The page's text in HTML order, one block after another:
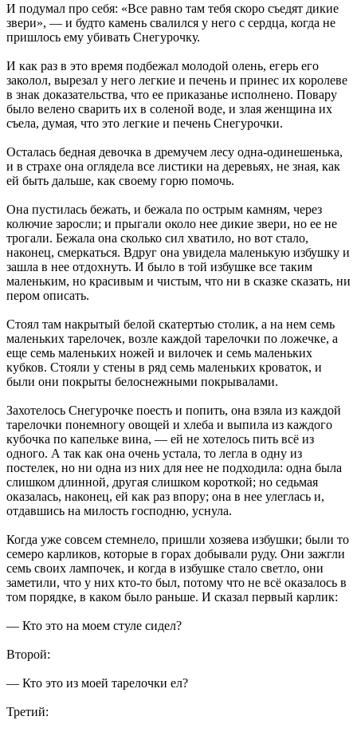
И подумал про себя: «Все равно там тебя скоро съедят дикие
звери», — и будто камень свалился у него с сердца, когда не
пришлось ему убивать Снегурочку.
И как раз в это время подбежал молодой олень, егерь его
заколол, вырезал у него легкие и печень и принес их королеве
в знак доказательства, что ее приказанье исполнено. Повару
было велено сварить их в соленой воде, и злая женщина их
съела, думая, что это легкие и печень Снегурочки.
Осталась бедная девочка в дремучем лесу одна-одинешенька,
и в страхе она оглядела все листики на деревьях, не зная, как
ей быть дальше, как своему горю помочь.
Она пустилась бежать, и бежала по острым камням, через
колючие заросли; и прыгали около нее дикие звери, но ее не
трогали. Бежала она сколько сил хватило, но вот стало,
наконец, смеркаться. Вдруг она увидела маленькую избушку и
зашла в нее отдохнуть. И было в той избушке все таким
маленьким, но красивым и чистым, что ни в сказке сказать, ни
пером описать.
Стоял там накрытый белой скатертью столик, а на нем семь
маленьких тарелочек, возле каждой тарелочки по ложечке, а
еще семь маленьких ножей и вилочек и семь маленьких
кубков. Стояли у стены в ряд семь маленьких кроваток, и
были они покрыты белоснежными покрывалами.
Захотелось Снегурочке поесть и попить, она взяла из каждой
тарелочки понемногу овощей и хлеба и выпила из каждого
кубочка по капельке вина, — ей не хотелось пить всё из
одного. А так как она очень устала, то легла в одну из
постелек, но ни одна из них для нее не подходила: одна была
слишком длинной, другая слишком короткой; но седьмая
оказалась, наконец, ей как раз впору; она в нее улеглась и,
отдавшись на милость господню, уснула.
Когда уже совсем стемнело, пришли хозяева избушки; были то
семеро карликов, которые в горах добывали руду. Они зажгли
семь своих лампочек, и когда в избушке стало светло, они
заметили, что у них кто-то был, потому что не всё оказалось в
том порядке, в каком было раньше. И сказал первый карлик:
— Кто это на моем стуле сидел?
Второй:
— Кто это из моей тарелочки ел?
Третий: